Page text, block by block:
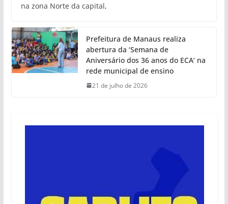
na zona Norte da capital,
Prefeitura de Manaus realiza
abertura da ‘Semana de
Aniversário dos 36 anos do ECA’ na
rede municipal de ensino
21 de julho de 2026